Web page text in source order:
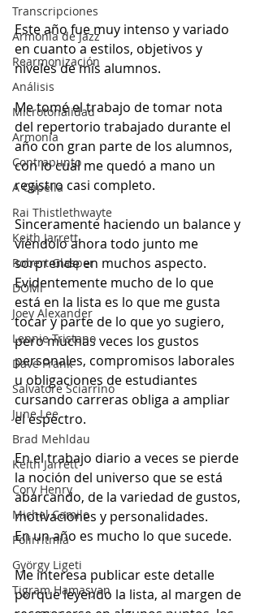
Transcripciones
Armonía de Jazz
Rearmonización
Análisis
Microtonalidad
Armonía
Contrapunto
A Capella
Rai Thistlethwayte
Keith Jarrett
Robert Glasper
DOMi
Joey Alexander
Lennie Tristano
Dave Frank
Salvatore Sciarrino
June Lee
Brad Mehldau
Keith Jarrett
Cory Henry
Michel Camilo
Polirritmia
György Ligeti
Tigram Hamasyan
Este año fue muy intenso y variado
en cuanto a estilos, objetivos y
niveles de mis alumnos.
Me tomé el trabajo de tomar nota
del repertorio trabajado durante el
año con gran parte de los alumnos,
con lo cual me quedó a mano un
registro casi completo.
Sinceramente haciendo un balance y
viéndolo ahora todo junto me
sorprende en muchos aspecto.
Evidentemente mucho de lo que
está en la lista es lo que me gusta
tocar y parte de lo que yo sugiero,
pero muchas veces los gustos
personales, compromisos laborales
u obligaciones de estudiantes
cursando carreras obliga a ampliar
el espectro.
En el trabajo diario a veces se pierde
la noción del universo que se está
abarcando, de la variedad de gustos,
motivaciones y personalidades.
En un año es mucho lo que sucede.
Me interesa publicar este detalle
porque leyendo la lista, al margen de